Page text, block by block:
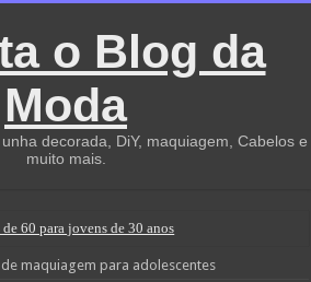
o Blog da
Moda
decorada, DiY, maquiagem, Cabelos e
muito mais.
60 para jovens de 30 anos
maquiagem para adolescentes